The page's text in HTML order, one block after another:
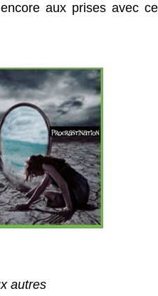
aux prises avec ce
autres